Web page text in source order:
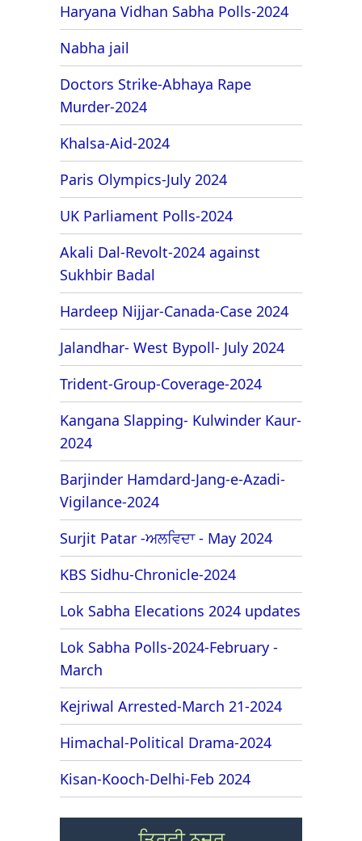
Haryana Vidhan Sabha Polls-2024
Nabha jail
Doctors Strike-Abhaya Rape
Murder-2024
Khalsa-Aid-2024
Paris Olympics-July 2024
UK Parliament Polls-2024
Akali Dal-Revolt-2024 against
Sukhbir Badal
Hardeep Nijjar-Canada-Case 2024
Jalandhar- West Bypoll- July 2024
Trident-Group-Coverage-2024
Kangana Slapping- Kulwinder Kaur-
2024
Barjinder Hamdard-Jang-e-Azadi-
Vigilance-2024
Surjit Patar -ਅਲਵਿਦਾ - May 2024
KBS Sidhu-Chronicle-2024
Lok Sabha Elecations 2024 updates
Lok Sabha Polls-2024-February -
March
Kejriwal Arrested-March 21-2024
Himachal-Political Drama-2024
Kisan-Kooch-Delhi-Feb 2024